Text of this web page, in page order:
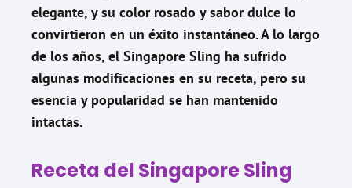
elegante, y su color rosado y sabor dulce lo
convirtieron en un éxito instantáneo. A lo largo
de los años, el Singapore Sling ha sufrido
algunas modificaciones en su receta, pero su
esencia y popularidad se han mantenido
intactas.
Receta del Singapore Sling